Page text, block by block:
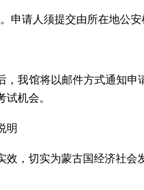
申请人须提交由所在地公
，我馆将以邮件方式通知
机会。
明
效，切实为蒙古国经济社